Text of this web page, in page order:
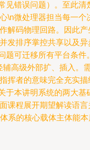
错误问题）。至此
\n微处理器担当每一
解码物理回路。因此
发排序掌控共享以及
可迁移所有平台条
高级外部扩、插入。
挥者的意味完全充实
本讲明系统的两大
课程展开期望解读语
系的核心载体主体能